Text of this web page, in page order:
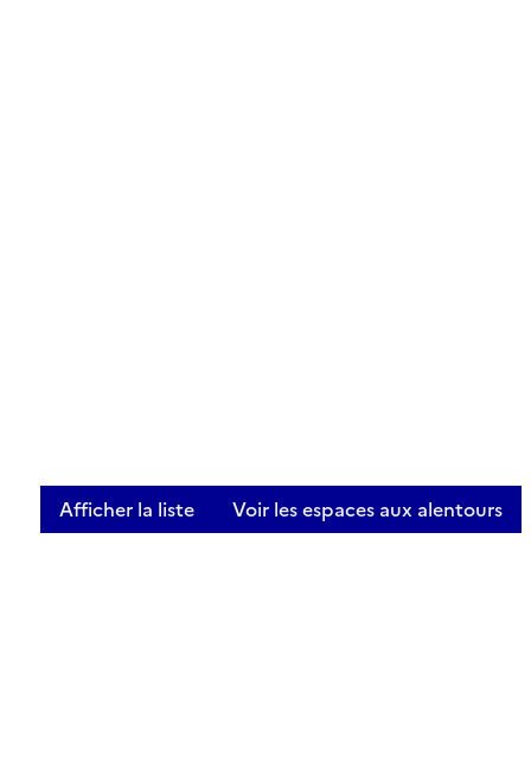
Afficher la liste Voir les espaces aux alentours